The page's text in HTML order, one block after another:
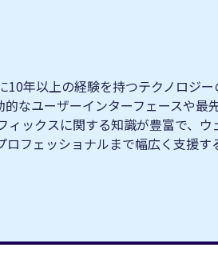
年以上の経験を持つテクノロジ
なユーザーインターフェースや最
ックスに関する知識が豊富で、
フェッショナルまで幅広く支援